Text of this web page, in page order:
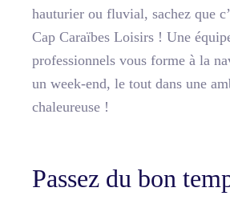
hauturier ou fluvial, sachez que
Cap Caraïbes Loisirs ! Une
professionnels vous forme à la
un week-end, le tout dans une
chaleureuse !
Passez du bon